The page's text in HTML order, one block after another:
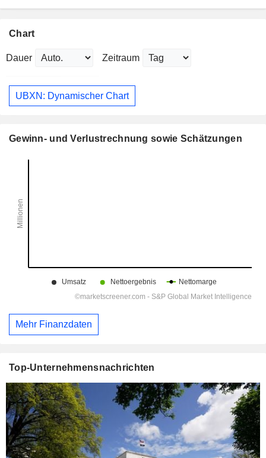
Chart
Dauer Zeitraum
UBXN: Dynamischer Chart
Gewinn- und Verlustrechnung sowie Schätzungen
Mehr Finanzdaten
Top-Unternehmensnachrichten